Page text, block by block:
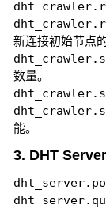
新连接初始节点
数量。
能。
3. DHT